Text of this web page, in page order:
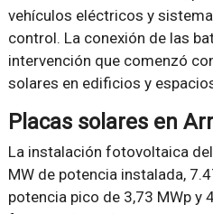
vehículos eléctricos y
control. La conexión de las
intervención que comenzó
solares en edificios y
Placas solares en
La instalación fotovoltaica
MW de potencia instalada,
potencia pico de 3,73 MWp y